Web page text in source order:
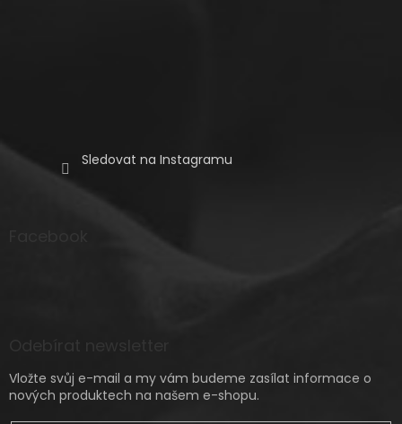
Sledovat na Instagramu
Vložte svůj e-mail a my vám budeme zasílat informace o
nových produktech na našem e-shopu.